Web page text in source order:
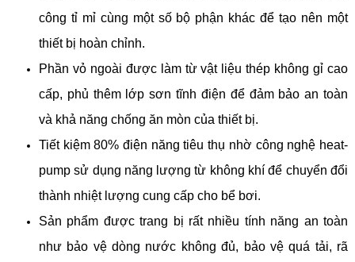
công tỉ mỉ cùng một số bộ phận khác để tạo nên một
thiết bị hoàn chỉnh.
Phần vỏ ngoài được làm từ vật liệu thép không gỉ cao
cấp, phủ thêm lớp sơn tĩnh điện để đảm bảo an toàn
và khả năng chống ăn mòn của thiết bị.
Tiết kiệm 80% điện năng tiêu thụ nhờ công nghệ heat-
pump sử dụng năng lượng từ không khí để chuyển đổi
thành nhiệt lượng cung cấp cho bể bơi.
Sản phẩm được trang bị rất nhiều tính năng an toàn
như bảo vệ dòng nước không đủ, bảo vệ quá tải, rã